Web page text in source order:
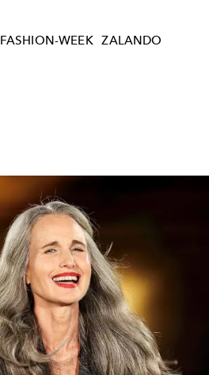
FASHION-WEEK ZALANDO